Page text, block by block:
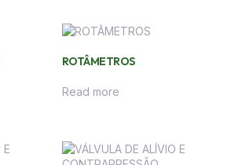
ROTÂMETROS
Read more